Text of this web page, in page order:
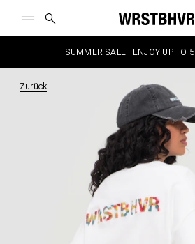
SUMMER SALE | ENJOY UP TO
Zurück